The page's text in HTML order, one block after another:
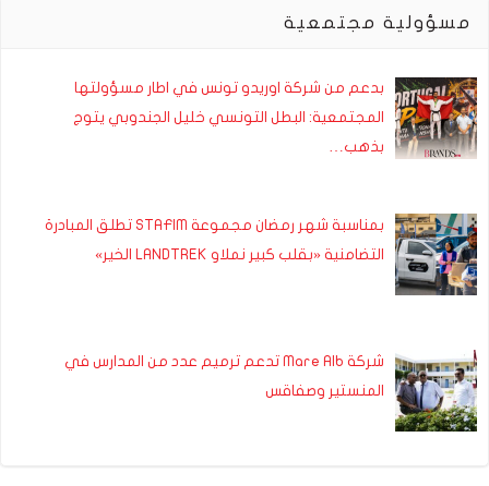
مسؤولية مجتمعية
بدعم من شركة اوريدو تونس في اطار مسؤولتها
المجتمعية: البطل التونسي خليل الجندوبي يتوج
بذهب…
بمناسبة شهر رمضان مجموعة STAFIM تطلق المبادرة
التضامنية «بقلب كبير نملاو LANDTREK الخير»
شركة Mare Alb تدعم ترميم عدد من المدارس في
المنستير وصفاقس